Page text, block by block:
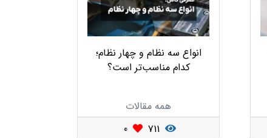
انواع سه نظام و چهار نظام؛
کدام مناسب‌تر است؟
همه مقالات
711
0